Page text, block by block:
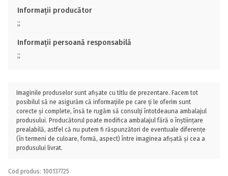
Informații producător
;;
Informații persoană responsabilă
;;
Imaginile produselor sunt afișate cu titlu de prezentare. Facem tot
posibilul să ne asigurăm că informațiile pe care ți le oferim sunt
corecte și complete, însă te rugăm să consulți întotdeauna ambalajul
produsului. Producătorul poate modifica ambalajul fără o înștiințare
prealabilă, astfel că nu putem fi răspunzători de eventuale diferențe
(în termeni de culoare, formă, aspect) între imaginea afișată și cea a
produsului livrat.
Cod produs: 100137725